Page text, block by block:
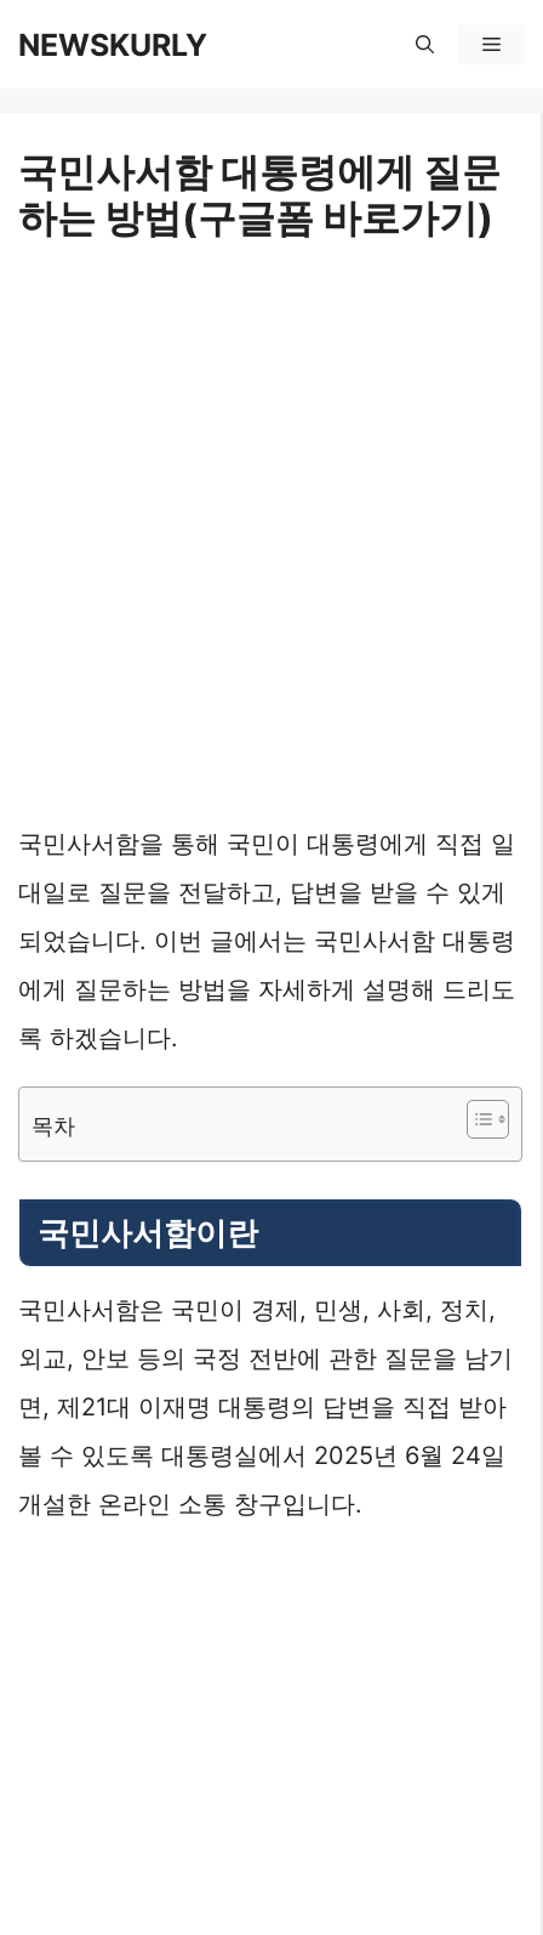
로
건
NEWSKURLY
메
국민사서함 대통령에게 질문
하는 방법(구글폼 바로가기)
국민사서함을 통해 국민이 대통령에게 직접 일
대일로 질문을 전달하고, 답변을 받을 수 있게
되었습니다. 이번 글에서는 국민사서함 대통령
에게 질문하는 방법을 자세하게 설명해 드리도
록 하겠습니다.
목차
국민사서함이란
국민사서함은 국민이 경제, 민생, 사회, 정치,
외교, 안보 등의 국정 전반에 관한 질문을 남기
면, 제21대 이재명 대통령의 답변을 직접 받아
볼 수 있도록 대통령실에서 2025년 6월 24일
개설한 온라인 소통 창구입니다.